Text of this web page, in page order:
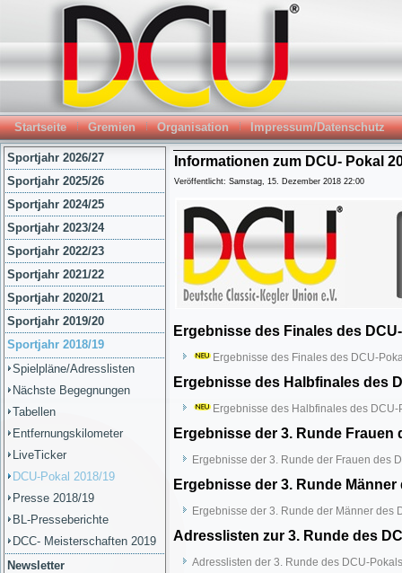
Startseite Gremien Organisation Impressum/Datenschutz
Sportjahr 2026/27
Sportjahr 2025/26
Sportjahr 2024/25
Sportjahr 2023/24
Sportjahr 2022/23
Sportjahr 2021/22
Sportjahr 2020/21
Sportjahr 2019/20
Sportjahr 2018/19
Spielpläne/Adresslisten
Nächste Begegnungen
Tabellen
Entfernungskilometer
LiveTicker
DCU-Pokal 2018/19
Presse 2018/19
BL-Presseberichte
DCC- Meisterschaften 2019
Newsletter
Informationen zum DCU- Pokal
Veröffentlicht: Samstag, 15. Dezember 2018 22:00
Ergebnisse des Finales des
Ergebnisse des Finales des DCU-
Ergebnisse des Halbfinales des
Ergebnisse des Halbfinales des
Ergebnisse der 3. Runde Frauen
Ergebnisse der 3. Runde der Frauen des
Ergebnisse der 3. Runde Männer
Ergebnisse der 3. Runde der Männer des
Adresslisten zur 3. Runde des
Adresslisten der 3. Runde des DCU-